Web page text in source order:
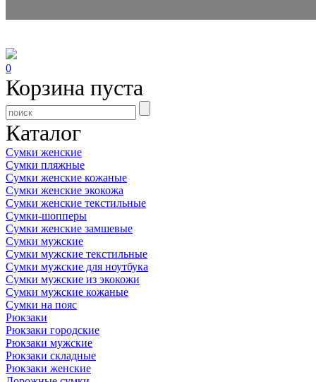
0
Корзина пуста
Каталог
Сумки женские
Сумки пляжные
Сумки женские кожаные
Сумки женские экокожа
Сумки женские текстильные
Сумки-шопперы
Сумки женские замшевые
Сумки мужские
Сумки мужские текстильные
Сумки мужские для ноутбука
Сумки мужские из экокожи
Сумки мужские кожаные
Сумки на пояс
Рюкзаки
Рюкзаки городские
Рюкзаки мужские
Рюкзаки складные
Рюкзаки женские